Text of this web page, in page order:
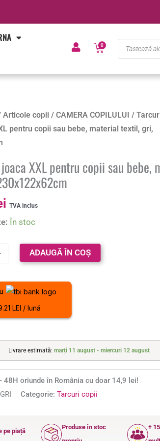
0
Cart
Products
search
Articole copii /CAMERA COPILULUI /
pentru copii sau bebe, material textil, gri,
XXL pentru copii sau bebe,
TVA inclus
În stoc
ADAUGĂ ÎN COȘ
LEI / lună
Livrare estimată:marți 11 august - miercuri 12 august
48H oriunde în România cu doar 14,9 lei!
Categorie:Tarcuri copii
pe piață
Produse în stoc
+